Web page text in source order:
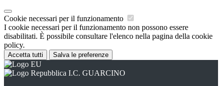
Cookie necessari per il funzionamento
I cookie necessari per il funzionamento non possono essere
disabilitati. È possibile consultare l'elenco nella pagina della cookie
policy.
Accetta tutti Salva le preferenze
I.C. GUARCINO